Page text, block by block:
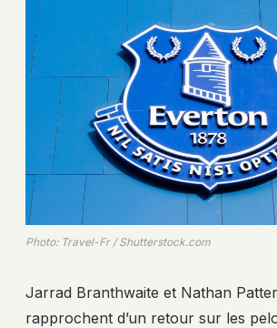
Photo: Travel-Fr / Shutterstock.com
Jarrad Branthwaite et Nathan
rapprochent d’un retour sur les